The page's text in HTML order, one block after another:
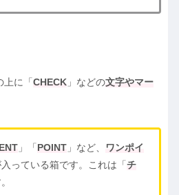
上に「 CHECK 」などの文字やマー
」「 POINT 」など、
ワンポイ
入っている箱です。これは「 チ